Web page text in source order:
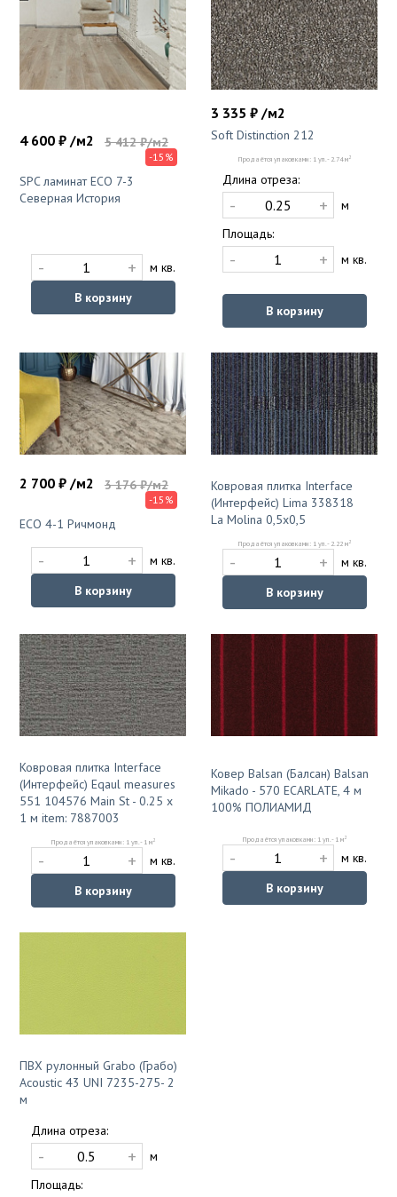
4 600 ₽ /м2 5 412 ₽/м2
-15%
SPC ламинат ECO 7-3
Северная История
- +
м кв.
В корзину
3 335 ₽ /м2
Soft Distinction 212
Продаётся упаковками: 1 уп. - 2.74 м2
Длина отреза:
- +
м
Площадь:
- + м кв.
В корзину
2 700 ₽ /м2 3 176 ₽/м2
-15%
ЕСО 4-1 Ричмонд
- +
м кв.
В корзину
Ковровая плитка Interface
(Интерфейс) Lima 338318
La Molina 0,5х0,5
Продаётся упаковками: 1 уп. - 2.22 м2
- +
м кв.
В корзину
Ковровая плитка Interface
(Интерфейс) Eqaul measures
551 104576 Main St - 0.25 x
1 м item: 7887003
Продаётся упаковками: 1 уп. - 1 м2
- +
м кв.
В корзину
Ковер Balsan (Балсан) Balsan
Mikado - 570 ECARLATE, 4 м
100% ПОЛИАМИД
Продаётся упаковками: 1 уп. - 1 м2
- +
м кв.
В корзину
ПВХ рулонный Grabo (Грабо)
Acoustic 43 UNI 7235-275- 2
м
Длина отреза:
- +
м
Площадь: